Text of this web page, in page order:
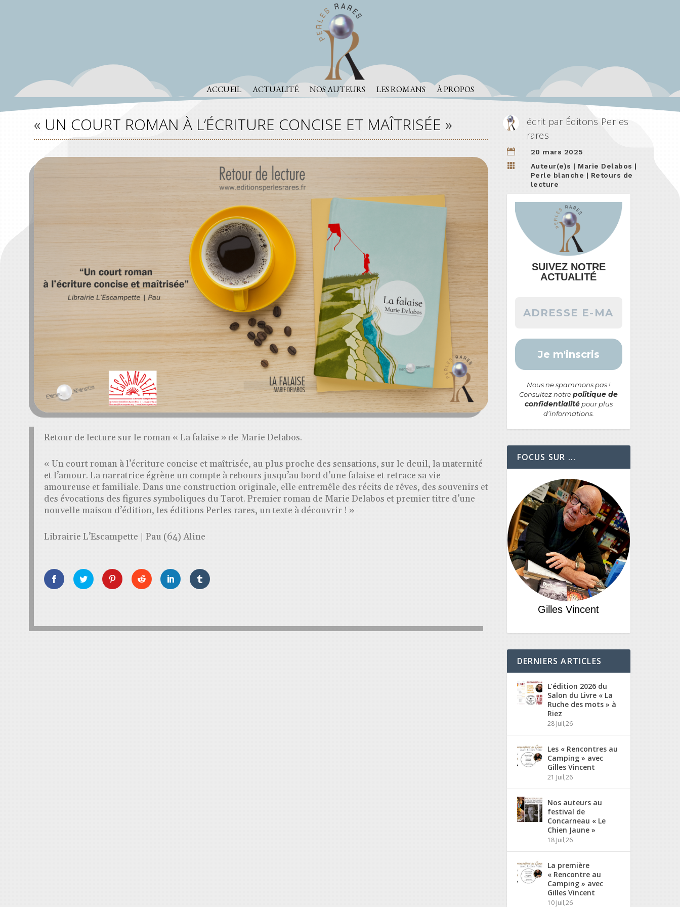
ACCUEIL ACTUALITÉ NOS AUTEURS LES ROMANS À PROPOS
« UN COURT ROMAN À L’ÉCRITURE CONCISE ET MAÎTRISÉE »
Retour de lecture sur le roman « La falaise » de Marie Delabos.
« Un court roman à l’écriture concise et maîtrisée, au plus proche des sensations, sur le deuil, la maternité
et l’amour. La narratrice égrène un compte à rebours jusqu’au bord d’une falaise et retrace sa vie
amoureuse et familiale. Dans une construction originale, elle entremêle des récits de rêves, des souvenirs et
des évocations des figures symboliques du Tarot. Premier roman de Marie Delabos et premier titre d’une
nouvelle maison d’édition, les éditions Perles rares, un texte à découvrir ! »
Librairie L’Escampette | Pau (64) Aline
écrit par Éditons Perles
rares

20 mars 2025

Auteur(e)s | Marie Delabos |
Perle blanche | Retours de
lecture
SUIVEZ NOTRE
ACTUALITÉ
Nous ne spammons pas !
Consultez notrepolitique de
confidentialitépour plus
d’informations.
FOCUS SUR ...
Gilles Vincent
DERNIERS ARTICLES
L’édition 2026 du
Salon du Livre « La
Ruche des mots » à
Riez
28 Juil,26
Les « Rencontres au
Camping » avec
Gilles Vincent
21 Juil,26
Nos auteurs au
festival de
Concarneau « Le
Chien Jaune »
18 Juil,26
La première
« Rencontre au
Camping » avec
Gilles Vincent
10 Juil,26